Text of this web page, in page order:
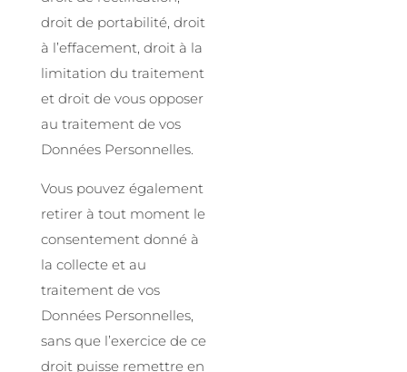
droit de portabilité, droit
à l’effacement, droit à la
limitation du traitement
et droit de vous opposer
au traitement de vos
Données Personnelles.
Vous pouvez également
retirer à tout moment le
consentement donné à
la collecte et au
traitement de vos
Données Personnelles,
sans que l’exercice de ce
droit puisse remettre en